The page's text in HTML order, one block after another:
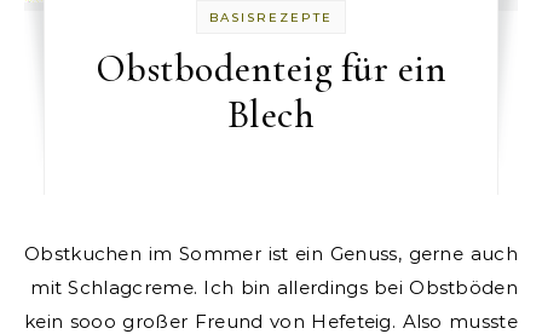
BASISREZEPTE
Obstbodenteig für ein
Blech
Obstkuchen im Sommer ist ein Genuss, gerne auch
mit Schlagcreme. Ich bin allerdings bei Obstböden
kein sooo großer Freund von Hefeteig. Also musste